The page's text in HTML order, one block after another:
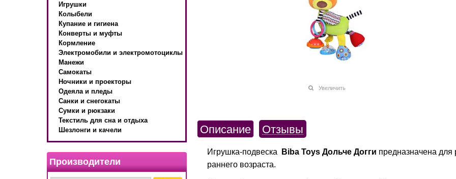
Игрушки
Колыбели
Купание и гигиена
Конверты и муфты
Кормление
Электромобили и электромотоциклы
Манежи
Самокаты
Ночники и проекторы
Одеяла и пледы
Санки и снегокаты
Сумки и рюкзаки
Текстиль для сна и отдыха
Шезлонги и качели
Производители
Увеличить
Описание Отзывы
Игрушка-подвеска Biba Toys Дольче Догги предназначена
раннего возраста.